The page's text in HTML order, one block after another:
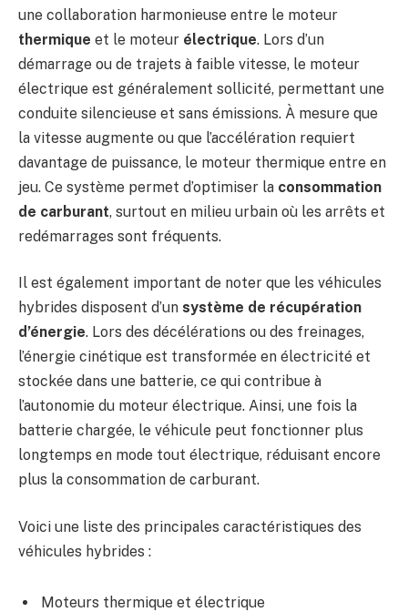
une collaboration harmonieuse entre le moteur
thermique et le moteur électrique. Lors d’un
démarrage ou de trajets à faible vitesse, le moteur
électrique est généralement sollicité, permettant une
conduite silencieuse et sans émissions. À mesure que
la vitesse augmente ou que l’accélération requiert
davantage de puissance, le moteur thermique entre en
jeu. Ce système permet d’optimiser la consommation
de carburant, surtout en milieu urbain où les arrêts et
redémarrages sont fréquents.
Il est également important de noter que les véhicules
hybrides disposent d’un système de récupération
d’énergie. Lors des décélérations ou des freinages,
l’énergie cinétique est transformée en électricité et
stockée dans une batterie, ce qui contribue à
l’autonomie du moteur électrique. Ainsi, une fois la
batterie chargée, le véhicule peut fonctionner plus
longtemps en mode tout électrique, réduisant encore
plus la consommation de carburant.
Voici une liste des principales caractéristiques des
véhicules hybrides :
Moteurs thermique et électrique